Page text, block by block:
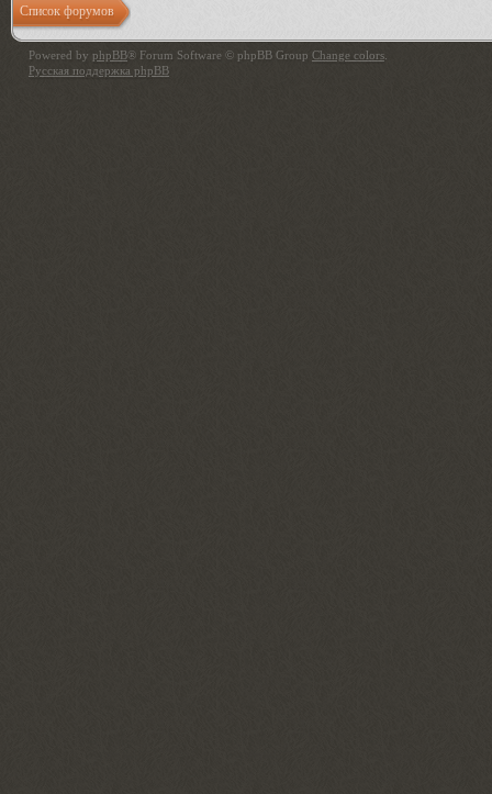
Список форумов
Powered by phpBB® Forum Software © phpBB Group Change colors
Русская поддержка phpBB